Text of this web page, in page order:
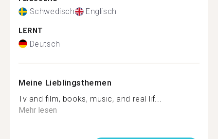
Schwedisch Englisch
LERNT
Deutsch
Meine Lieblingsthemen
Tv and film, books, music, and real lif...
Mehr lesen